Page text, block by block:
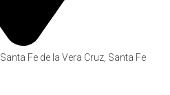
Fe de la Vera Cruz, Santa Fe